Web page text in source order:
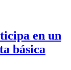
en un
básica